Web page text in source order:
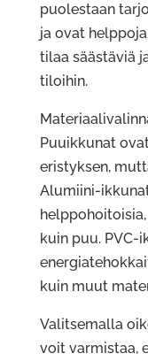
puolestaan
ja ovat
tilaa säästäviä
tiloihin.
Puuikkunat
eristyksen,
Alumiini-
kuin puu. PVC-
kuin muut
Valitsemalla
voit varmistaa,